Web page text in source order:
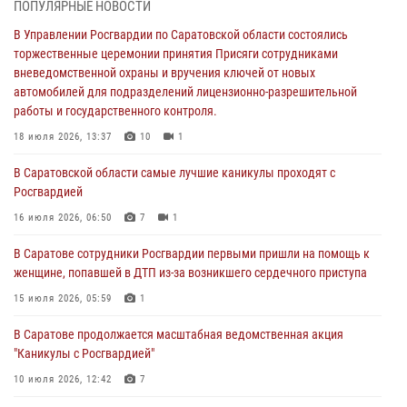
В Саратовской области самые лучшие каникулы проходят с
Росгвардией
16 июля 2026, 06:50 7 1
В Саратове сотрудники Росгвардии первыми пришли на помощь к
женщине, попавшей в ДТП из-за возникшего сердечного приступа
В Саратове продолжается масштабная ведомственная акция
"Каникулы с Росгвардией"
В Саратовской области при содействии спецназа Росгвардии
задержан подозреваемый в незаконном обороте наркотиков
В Саратове для семей военнослужащих и сотрудников Росгвардии
состоялся большой семейный праздник
ПОПУЛЯРНЫЕ НОВОСТИ
В Управлении Росгвардии по Саратовской области состоялись
торжественные церемонии принятия Присяги сотрудниками
вневедомственной охраны и вручения ключей от новых
автомобилей для подразделений лицензионно-разрешительной
работы и государственного контроля.
18 июля 2026, 13:37 10 1
В Саратовской области самые лучшие каникулы проходят с
Росгвардией
16 июля 2026, 06:50 7 1
В Саратове сотрудники Росгвардии первыми пришли на помощь к
женщине, попавшей в ДТП из-за возникшего сердечного приступа
15 июля 2026, 05:59 1
В Саратове продолжается масштабная ведомственная акция
"Каникулы с Росгвардией"
10 июля 2026, 12:42 7